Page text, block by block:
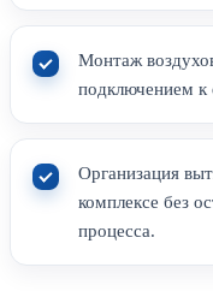
Монтаж
подключением к
Организация
комплексе без
процесса.